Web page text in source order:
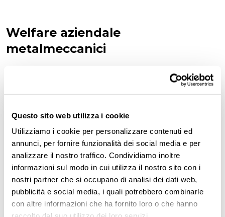
Questo sito web utilizza i cookie
Utilizziamo i cookie per personalizzare contenuti ed
annunci, per fornire funzionalità dei social media e per
analizzare il nostro traffico. Condividiamo inoltre
informazioni sul modo in cui utilizza il nostro sito con i
nostri partner che si occupano di analisi dei dati web,
pubblicità e social media, i quali potrebbero combinarle
con altre informazioni che ha fornito loro o che hanno
Welfare aziendale
metalmeccanici
è stato il
lavoratori dipendenti.
Ancora oggi, infatti, ilwelfare aziendale
metalmeccaniciviene preso come
riferimentoper lo studio e la formulazione di
nuove proposte a sostegno di chi lavora e delle
loro famiglie.